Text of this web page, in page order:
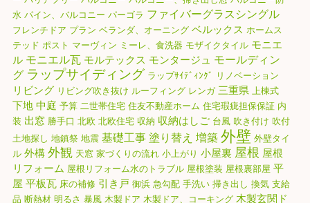
水 パイン、バルコニー パーゴラ ファイバーグラスシングル
フレンチドア プラン ベランダ、オーニング ベルックス ホームス
テッド ポスト マーヴィン ミーレ、食洗器 モザイクタイル モニエ
ル モニエル瓦 モルテックス モンタージュ モールディン
グ ラップサイディング ラップｻｲﾃﾞｨﾝｸﾞ リノベーション
リビング リビング吹き抜け ルーフィング レンガ 三重県 上棟式
下地中庭 予算 二世帯住宅 住友不動産ホーム 住宅瑕疵担保保証 内
装 出窓 勝手口 北欧 北欧住宅 収納 収納はしご 台風 吹き付け 吹付
土地探し 地鎮祭 地震 基礎工事塗り替え 増築外壁 外壁タイ
ル 外構外観 天窓 家づくりの流れ 小上がり 小屋裏 屋根 屋根
リフォーム 屋根リフォーム水のトラブル 屋根塗装 屋根裏部屋 平
屋 平板瓦 床の補修 引き戸 御浜 急勾配 手洗い 掃き出し 換気 支給
品 断熱材 明るさ 暴風 木製ドア 木製ドア、コーキング 木製玄関ド